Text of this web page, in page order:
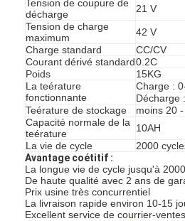
Tension de coupure de
décharge
21 V
Tension de charge
maximum
42 V
Charge standard
CC/CV
Courant dérivé standard0.2C
Poids
15KG
La teérature
fonctionnante
Charge :
Décharge
Teérature de stockage
moins 20
Capacité normale de la
teérature
10AH
La vie de cycle
2000
Avantage coétitif :
La longue vie de cycle jusqu'à
De haute qualité avec 2 ans de
Prix usine très concurrentiel
La livraison rapide environ 10-15
Excellent service de courrier-ventes